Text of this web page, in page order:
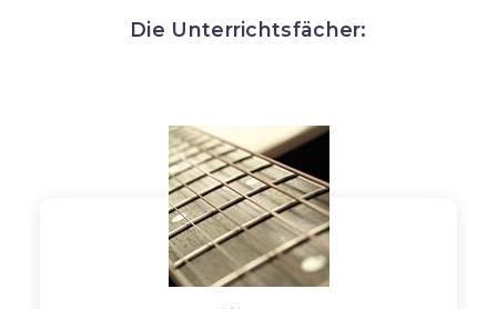
Die Unterrichtsfächer: